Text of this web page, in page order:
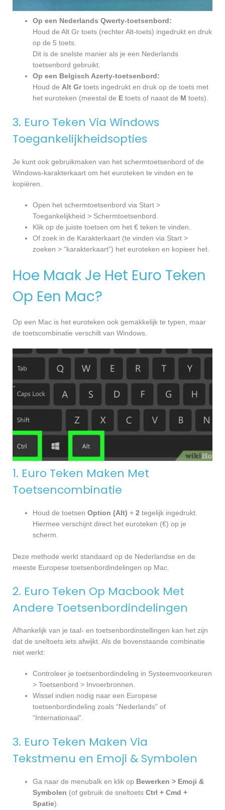
Op een Nederlands Qwerty-toetsenbord:
Houd de Alt Gr toets (rechter Alt-toets) ingedrukt en druk
op de 5 toets.
Dit is de snelste manier als je een Nederlands
toetsenbord gebruikt.
Op een Belgisch Azerty-toetsenbord:
Houd de Alt Grtoets ingedrukt en druk op de toets met
het euroteken (meestal de E toets of naast de M toets).
3. Euro Teken Via Windows
Toegankelijkheidsopties
Je kunt ook gebruikmaken van het schermtoetsenbord of de
Windows-karakterkaart om het euroteken te vinden en te
kopiëren.
Open het schermtoetsenbord via Start >
Toegankelijkheid > Schermtoetsenbord.
Klik op de juiste toetsen om het € teken te vinden.
Of zoek in de Karakterkaart (te vinden via Start >
zoeken > “karakterkaart”) het euroteken en kopieer het.
Hoe Maak Je Het Euro Teken
Op Een Mac?
Op een Mac is het euroteken ook gemakkelijk te typen, maar
de toetscombinatie verschilt van Windows.
1. Euro Teken Maken Met
Toetsencombinatie
Houd de toetsen Option (Alt) + 2 tegelijk ingedrukt.
Hiermee verschijnt direct het euroteken (€) op je
scherm.
Deze methode werkt standaard op de Nederlandse en de
meeste Europese toetsenbordindelingen op Mac.
2. Euro Teken Op Macbook Met
Andere Toetsenbordindelingen
Afhankelijk van je taal- en toetsenbordinstellingen kan het zijn
dat de sneltoets iets afwijkt. Als de bovenstaande combinatie
niet werkt:
Controleer je toetsenbordindeling in Systeemvoorkeuren
> Toetsenbord > Invoerbronnen.
Wissel indien nodig naar een Europese
toetsenbordindeling zoals “Nederlands” of
“Internationaal”.
3. Euro Teken Maken Via
Tekstmenu en Emoji & Symbolen
Ga naar de menubalk en klik op Bewerken > Emoji &
Symbolen (of gebruik de sneltoets Ctrl + Cmd +
Spatie).